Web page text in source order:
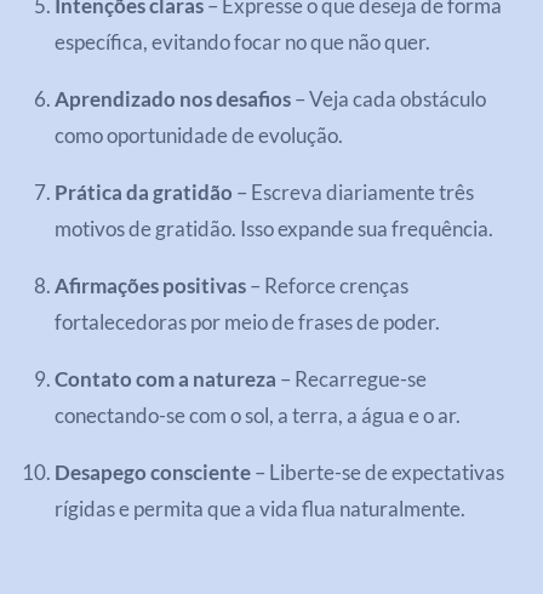
Intenções claras– Expresse o que deseja de forma
específica, evitando focar no que não quer.
Aprendizado nos desafios– Veja cada obstáculo
como oportunidade de evolução.
Prática da gratidão – Escreva diariamente três
motivos de gratidão. Isso expande sua frequência.
Afirmações positivas– Reforce crenças
fortalecedoras por meio de frases de poder.
Contato com a natureza – Recarregue-se
conectando-se com o sol, a terra, a água e o ar.
Desapego consciente– Liberte-se de expectativas
rígidas e permita que a vida flua naturalmente.